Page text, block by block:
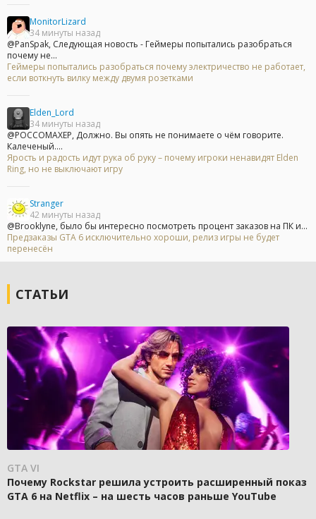
MonitorLizard
34 минуты назад
@PanSpak, Следующая новость - Геймеры попытались разобраться
почему не...
Геймеры попытались разобраться почему электричество не работает,
если воткнуть вилку между двумя розетками
Elden_Lord
34 минуты назад
@POCCOMAXEP, Должно. Вы опять не понимаете о чём говорите.
Калеченый....
Ярость и радость идут рука об руку – почему игроки ненавидят Elden
Ring, но не выключают игру
Stranger
42 минуты назад
@Brooklyne, было бы интересно посмотреть процент заказов на ПК и...
Предзаказы GTA 6 исключительно хороши, релиз игры не будет
перенесён
СТАТЬИ
GTA VI
Почему Rockstar решила устроить расширенный показ
GTA 6 на Netflix – на шесть часов раньше YouTube